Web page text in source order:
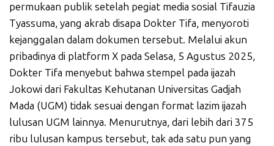
permukaan publik setelah pegiat media sosial Tifauzia
Tyassuma, yang akrab disapa Dokter Tifa, menyoroti
kejanggalan dalam dokumen tersebut. Melalui akun
pribadinya di platform X pada Selasa, 5 Agustus 2025,
Dokter Tifa menyebut bahwa stempel pada ijazah
Jokowi dari Fakultas Kehutanan Universitas Gadjah
Mada (UGM) tidak sesuai dengan format lazim ijazah
lulusan UGM lainnya. Menurutnya, dari lebih dari 375
ribu lulusan kampus tersebut, tak ada satu pun yang